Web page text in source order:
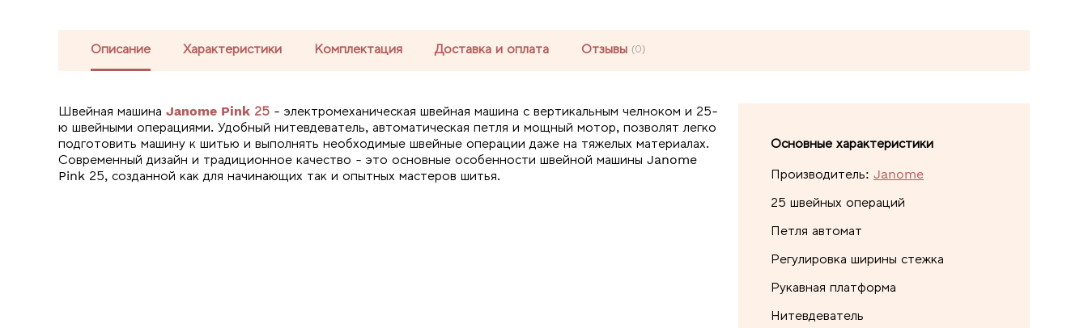
Описание Характеристики Комплектация Доставка и оплата Отзывы (0)
Швейная машина Janome Pink 25 - электромеханическая швейная машина с вертикальным челноком и 25-
ю швейными операциями. Удобный нитевдеватель, автоматическая петля и мощный мотор, позволят легко
подготовить машину к шитью и выполнять необходимые швейные операции даже на тяжелых материалах.
Современный дизайн и традиционное качество - это основные особенности швейной машины Janome
Pink 25, созданной как для начинающих так и опытных мастеров шитья.
Основные характеристики
Производитель: Janome
25 швейных операций
Петля автомат
Регулировка ширины стежка
Рукавная платформа
Нитевдеватель